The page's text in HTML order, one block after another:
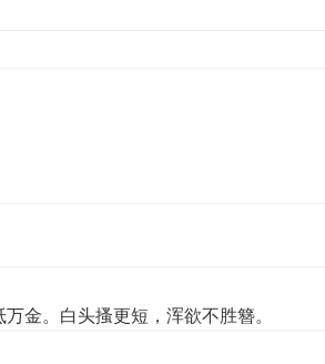
金。白头搔更短，浑欲不胜簪。